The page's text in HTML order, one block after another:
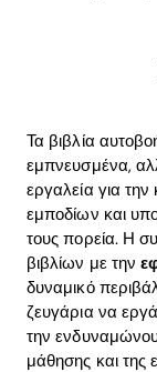
Τα βιβλία
εμπνευσμένα,
εργαλεία για
εμποδίων και
τους πορεία. Η
βιβλίων με την
δυναμικό
ζευγάρια να
την
μάθησης και